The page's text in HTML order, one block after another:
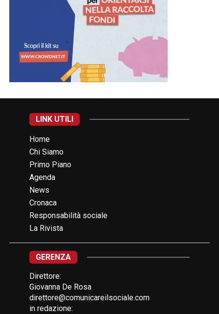
LINK UTILI
Home
Chi Siamo
Primo Piano
Agenda
News
Cronaca
Responsabilità sociale
La Rivista
GERENZA
Direttore:
Giovanna De Rosa
direttore@comunicareilsociale.com
in redazione: